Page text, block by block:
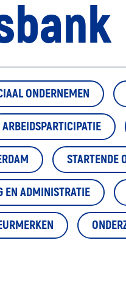
ONDERNEMEN
ARBEIDSPARTICIPATIE
STARTENDE
EN ADMINISTRATIE